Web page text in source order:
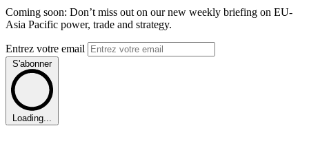
Coming soon: Don’t miss out on our new weekly briefing on EU-
Asia Pacific power, trade and strategy.
Entrez votre email
S'abonner
Loading...